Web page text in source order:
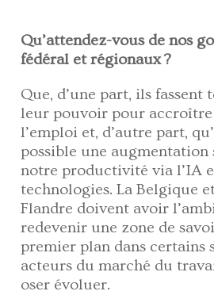
Qu’attendez-vous de nos
fédéral et régionaux ?
Que, d’une part, ils fassent
leur pouvoir pour accroître
l’emploi et, d’autre part,
possible une
notre productivité via l’IA
technologies. La Belgique
Flandre doivent avoir
redevenir une zone de
premier plan dans certains
acteurs du marché du
oser évoluer.